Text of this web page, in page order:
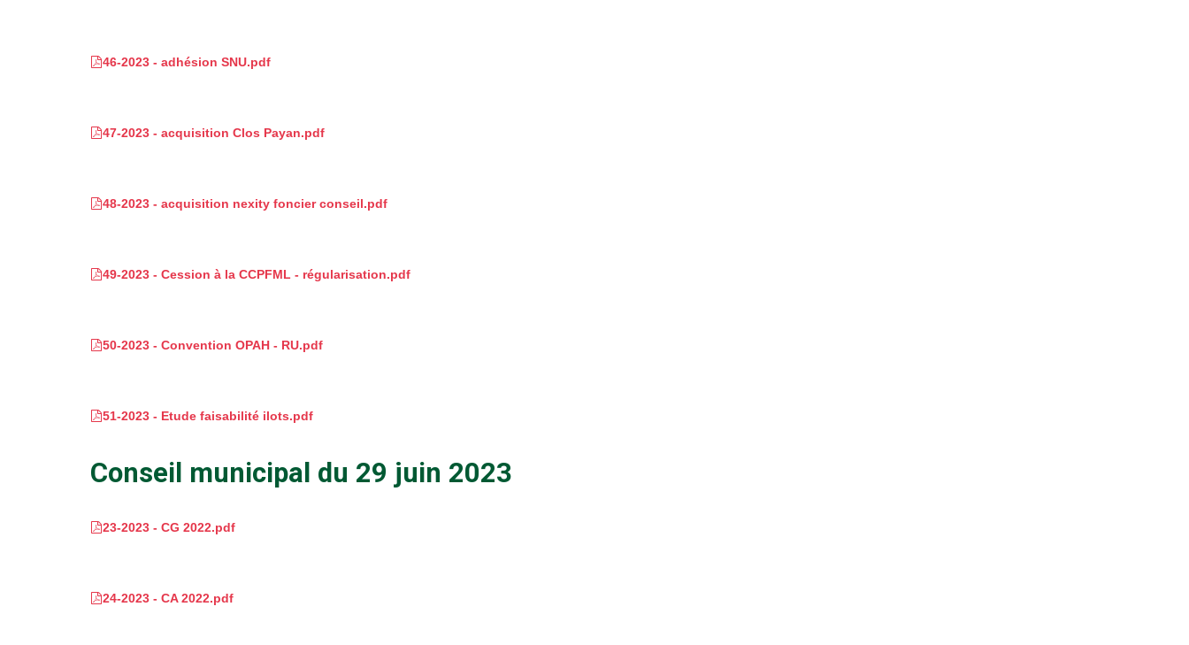
46-2023 - adhésion SNU.pdf
47-2023 - acquisition Clos Payan.pdf
48-2023 - acquisition nexity foncier conseil.pdf
49-2023 - Cession à la CCPFML - régularisation.pdf
50-2023 - Convention OPAH - RU.pdf
51-2023 - Etude faisabilité ilots.pdf
Conseil municipal du 29 juin 2023
23-2023 - CG 2022.pdf
24-2023 - CA 2022.pdf